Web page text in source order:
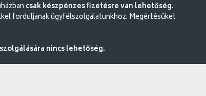
csak készpénzes fizetésre van lehetőség.
forduljanak ügyfélszolgálatunkhoz. Megértésüket
nincs lehetőség.